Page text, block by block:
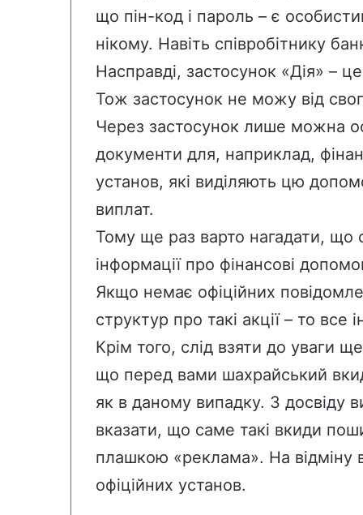
що пін-код і пароль – є
нікому. Навіть співробітнику
Насправді, застосунок «Дія» –
Тож застосунок не можу від
Через застосунок лише можна
документи для, наприклад,
установ, які виділяють цю
виплат.
Тому ще раз варто нагадати, що
інформації про фінансові
Якщо немає офіційних
структур про такі акції – то
Крім того, слід взяти до уваги
що перед вами шахрайський
як в даному випадку. З досвіду
вказати, що саме такі вкиди
плашкою «реклама». На відміну
офіційних установ.